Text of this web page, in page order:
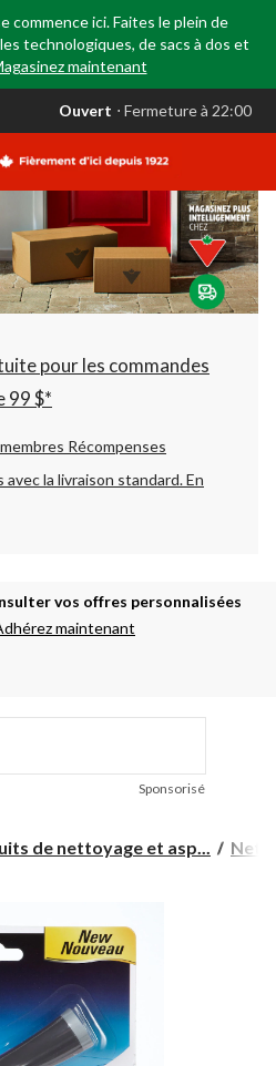
commence ici. Faites le plein de
technologiques, de sacs à dos et
maintenant
votre
est
AB,
Ouvert,
Fermeture
à
22:00
changer
Ouvert ⋅ Fermeture à 22:00
pour les commandes
99 $*
Récompenses
avec la livraison standard.En
vos offres personnalisées
maintenant
Sponsorisé
de nettoyage et asp...